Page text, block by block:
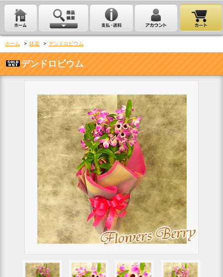
ホーム > 鉢花 > デンドロビウム
デンドロビウム